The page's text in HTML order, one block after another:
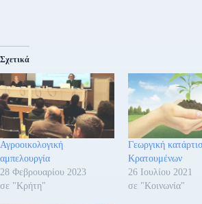
Σχετικά
Αγροοικολογική
αμπελουργία
28 Φεβρουαρίου 2023
σε "Κρήτη"
Γεωργική
Κρατουμένων
26 Ιουλίου 2021
σε "Κοινωνία"